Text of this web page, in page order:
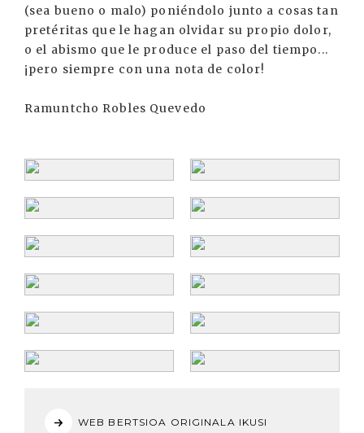
(sea bueno o malo) poniéndolo junto a cosas tan
pretéritas que le hagan olvidar su propio dolor,
o el abismo que le produce el paso del tiempo...
¡pero siempre con una nota de color!
Ramuntcho Robles Quevedo
WEB BERTSIOA ORIGINALA IKUSI